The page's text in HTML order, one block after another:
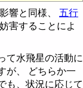
響と同様、 五行
て水飛星の活動に
か一
も、状況に応じて